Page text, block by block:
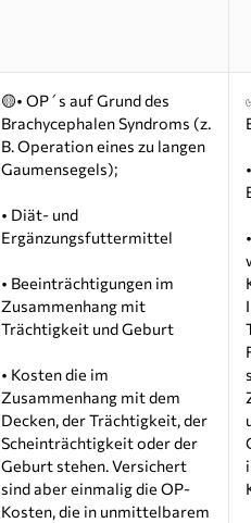
🟡• OP´s auf Grund des
Brachycephalen Syndroms (z.
B. Operation eines zu langen
Gaumensegels);
• Diät- und
Ergänzungsfuttermittel
• Beeinträchtigungen im
Zusammenhang mit
Trächtigkeit und Geburt
• Kosten die im
Zusammenhang mit dem
Decken, der Trächtigkeit, der
Scheinträchtigkeit oder der
Geburt stehen. Versichert
sind aber einmalig die OP-
Kosten, die in unmittelbarem